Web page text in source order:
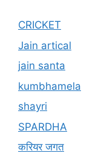
CRICKET
Jain artical
jain santa
kumbhamela
shayri
SPARDHA
करियर जगत